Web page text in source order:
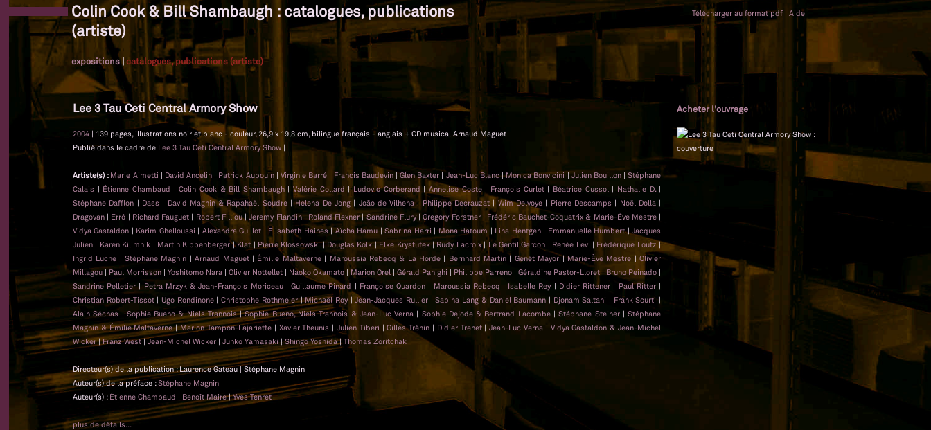
Colin Cook & Bill Shambaugh : catalogues, publications
(artiste)
Télécharger au format pdf | Aide
expositions|catalogues, publications (artiste)
Lee 3 Tau Ceti Central Armory Show Acheter l'ouvrage
2004 | 139 pages, illustrations noir et blanc - couleur, 26,9 x 19,8 cm, bilingue français - anglais + CD musical Arnaud Maguet
Publié dans le cadre de Lee 3 Tau Ceti Central Armory Show |
Artiste(s) : Marie Aimetti | David Ancelin | Patrick Aubouin| Virginie Barré | Francis Baudevin|Glen Baxter | Jean-Luc Blanc|Monica Bonvicini|Julien Bouillon|Stéphane
Calais | Étienne Chambaud |Colin Cook & Bill Shambaugh|Valérie Collard |Ludovic Corberand |Annelise Coste| François Curlet| Béatrice Cussol | Nathalie D.|
Stéphane Dafflon | Dass | David Magnin & Rapahaël Soudre|Helena De Jong| João de Vilhena| Philippe Decrauzat | Wim Delvoye | Pierre Descamps | Noël Dolla |
Dragovan | Erró | Richard Fauguet | Robert Filliou|Jeremy Flandin|Roland Flexner| Sandrine Flury|Gregory Forstner| Frédéric Bauchet-Coquatrix & Marie-Ève Mestre|
Vidya Gastaldon | Karim Ghelloussi | Alexandra Guillot | Elisabeth Haines|Aïcha Hamu |Sabrina Harri | Mona Hatoum | Lina Hentgen| Emmanuelle Humbert|Jacques
Julien | Karen Kilimnik | Martin Kippenberger|Klat | Pierre Klossowski| Douglas Kolk|Elke Krystufek|Rudy Lacroix| Le Gentil Garcon | Renée Levi | Frédérique Loutz |
Ingrid Luche |Stéphane Magnin |Arnaud Maguet| Émilie Maltaverne| Maroussia Rebecq & La Horde| Bernhard Martin | Genêt Mayor| Marie-Ève Mestre |Olivier
Millagou| Paul Morrisson | Yoshitomo Nara | Olivier Nottellet | Naoko Okamato |Marion Orel |Gérald Panighi | Philippe Parreno | Géraldine Pastor-Lloret | Bruno Peinado |
Sandrine Pelletier | Petra Mrzyk & Jean-François Moriceau|Guillaume Pinard | Françoise Quardon | Maroussia Rebecq | Isabelle Rey| Didier Rittener | Paul Ritter|
Christian Robert-Tissot| Ugo Rondinone|Christophe Rothmeier|Michaël Roy|Jean-Jacques Rullier |Sabina Lang & Daniel Baumann | Djonam Saltani | Frank Scurti |
Alain Séchas| Sophie Bueno & Niels Trannois|Sophie Bueno, Niels Trannois & Jean-Luc Verna | Sophie Dejode & Bertrand Lacombe|Stéphane Steiner|Stéphane
Magnin & Émilie Maltaverne|Marion Tampon-Lajariette| Xavier Theunis | Julien Tiberi |Gilles Tréhin | Didier Trenet|Jean-Luc Verna | Vidya Gastaldon & Jean-Michel
Wicker|Franz West|Jean-Michel Wicker | Junko Yamasaki|Shingo Yoshida|Thomas Zoritchak
Directeur(s) de la publication : Laurence Gateau | Stéphane Magnin
Auteur(s) de la préface :Stéphane Magnin
Auteur(s) : Étienne Chambaud | Benoît Maire|Yves Tenret
plus de détails...